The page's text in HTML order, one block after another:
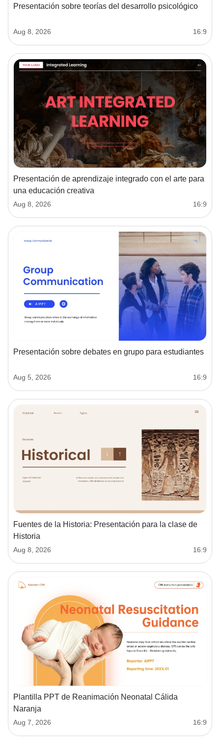
Presentación sobre teorías del desarrollo psicológico
Aug 8, 2026 16:9
Presentación de aprendizaje integrado con el arte para
una educación creativa
Aug 8, 2026 16:9
Presentación sobre debates en grupo para estudiantes
Aug 5, 2026 16:9
Fuentes de la Historia: Presentación para la clase de
Historia
Aug 8, 2026 16:9
Plantilla PPT de Reanimación Neonatal Cálida
Naranja
Aug 7, 2026 16:9